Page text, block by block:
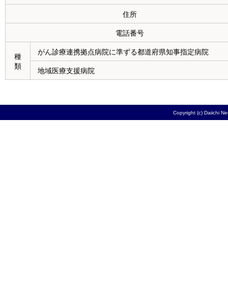
住所
電話番号
種
類
がん診療連携拠点病院に準ずる都道府県知事指定病院
地域医療支援病院
Copyright (c) Daiichi